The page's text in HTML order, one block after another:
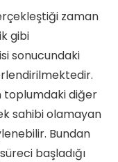
zaman
gibi
sonucundaki
toplumdaki diğer
sahibi olamayan
Bundan
başladığı